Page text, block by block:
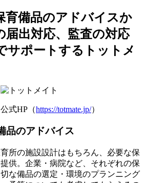
育備品のアドバイスか
届出対応、監査の対応
サポートするトットメ
式HP（https://totmate.jp/）
品のアドバイス
所の施設設計はもちろん、必要な保
供。企業・病院など、それぞれの保
な備品の選定・環境のプランニング